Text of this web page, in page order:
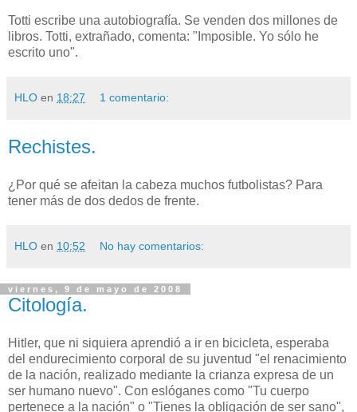
Totti escribe una autobiografía. Se venden dos millones de
libros. Totti, extrañado, comenta: "Imposible. Yo sólo he
escrito uno".
HLO en 18:27 1 comentario:
Rechistes.
¿Por qué se afeitan la cabeza muchos futbolistas? Para
tener más de dos dedos de frente.
HLO en 10:52 No hay comentarios:
viernes, 9 de mayo de 2008
Citología.
Hitler, que ni siquiera aprendió a ir en bicicleta, esperaba
del endurecimiento corporal de su juventud "el renacimiento
de la nación, realizado mediante la crianza expresa de un
ser humano nuevo". Con eslóganes como "Tu cuerpo
pertenece a la nación" o "Tienes la obligación de ser sano",